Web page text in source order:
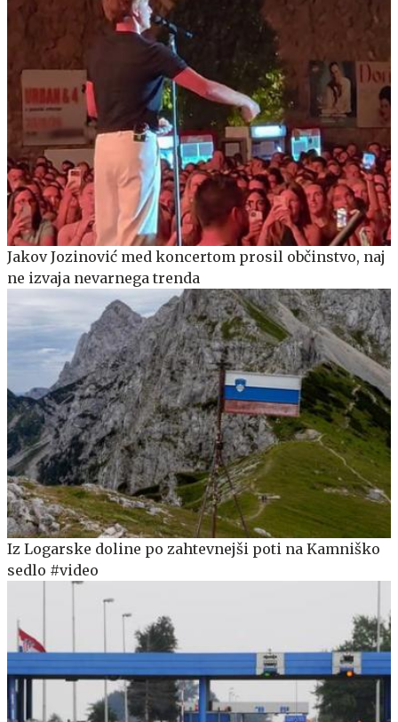
Jakov Jozinović med koncertom prosil občinstvo, naj
ne izvaja nevarnega trenda
Iz Logarske doline po zahtevnejši poti na Kamniško
sedlo #video